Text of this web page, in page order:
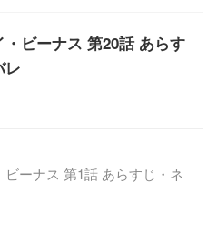
・ビーナス 第20話 あらす
レ
ビーナス 第1話 あらすじ・ネ